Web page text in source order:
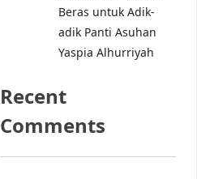
Beras untuk Adik-
adik Panti Asuhan
Yaspia Alhurriyah
Recent
Comments